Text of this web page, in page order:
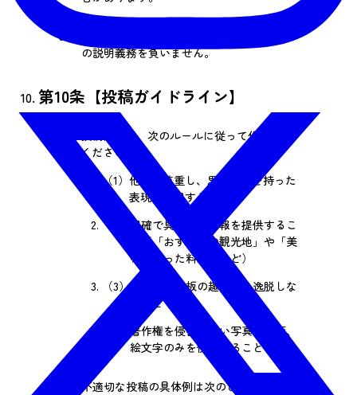
の説明義務を負いません。
第10条【投稿ガイドライン】
投稿内容は、次のルールに従って作成して
ください。
（1） 他者を尊重し、思いやりを持った
表現を使用すること
（2）
明確で具体的な情報を提供するこ
と（「おすすめの観光地」や「美
味しかった料理」など）
（3）話題が掲示板の趣旨から逸脱しな
いこと
著作権を侵害しない写真、動画、
絵文字のみを使用すること
不適切な投稿の具体例は次のとおりです。